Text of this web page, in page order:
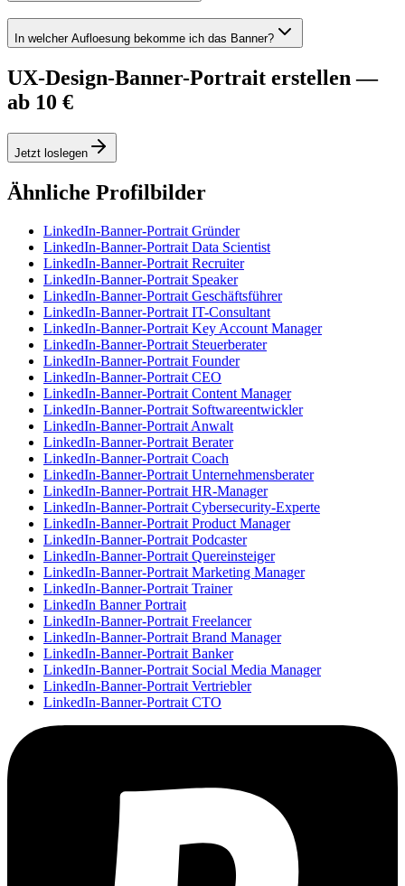
In welcher Aufloesung bekomme ich das Banner?
UX-Design-Banner-Portrait erstellen —
ab 10 €
Jetzt loslegen
Ähnliche Profilbilder
LinkedIn-Banner-Portrait Gründer
LinkedIn-Banner-Portrait Data Scientist
LinkedIn-Banner-Portrait Recruiter
LinkedIn-Banner-Portrait Speaker
LinkedIn-Banner-Portrait Geschäftsführer
LinkedIn-Banner-Portrait IT-Consultant
LinkedIn-Banner-Portrait Key Account Manager
LinkedIn-Banner-Portrait Steuerberater
LinkedIn-Banner-Portrait Founder
LinkedIn-Banner-Portrait CEO
LinkedIn-Banner-Portrait Content Manager
LinkedIn-Banner-Portrait Softwareentwickler
LinkedIn-Banner-Portrait Anwalt
LinkedIn-Banner-Portrait Berater
LinkedIn-Banner-Portrait Coach
LinkedIn-Banner-Portrait Unternehmensberater
LinkedIn-Banner-Portrait HR-Manager
LinkedIn-Banner-Portrait Cybersecurity-Experte
LinkedIn-Banner-Portrait Product Manager
LinkedIn-Banner-Portrait Podcaster
LinkedIn-Banner-Portrait Quereinsteiger
LinkedIn-Banner-Portrait Marketing Manager
LinkedIn-Banner-Portrait Trainer
LinkedIn Banner Portrait
LinkedIn-Banner-Portrait Freelancer
LinkedIn-Banner-Portrait Brand Manager
LinkedIn-Banner-Portrait Banker
LinkedIn-Banner-Portrait Social Media Manager
LinkedIn-Banner-Portrait Vertriebler
LinkedIn-Banner-Portrait CTO